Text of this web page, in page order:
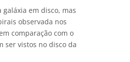
galáxia em disco, mas
observada nos
comparação com o
ser vistos no disco da